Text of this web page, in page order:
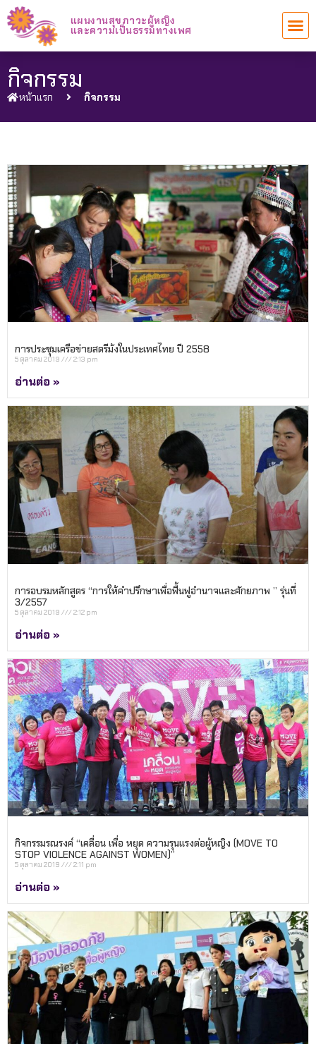
แผนงานสุขภาวะผู้หญิง
และความเป็นธรรมทางเพศ
กิจกรรม
หน้าแรก กิจกรรม
การประชุมเครือข่ายสตรีม้งในประเทศไทย ปี 2558
5 ตุลาคม 2019 2:13 pm
อ่านต่อ »
การอบรมหลักสูตร “การให้คำปรึกษาเพื่อฟื้นฟูอำนาจและศักยภาพ ” รุ่นที่
3/2557
5 ตุลาคม 2019 2:12 pm
อ่านต่อ »
กิจกรรมรณรงค์ “เคลื่อน เพื่อ หยุด ความรุนแรงต่อผู้หญิง (MOVE TO
STOP VIOLENCE AGAINST WOMEN)”
5 ตุลาคม 2019 2:11 pm
อ่านต่อ »